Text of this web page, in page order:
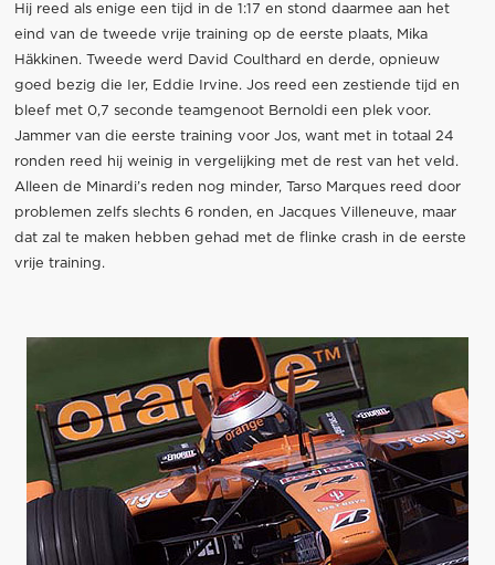
Hij reed als enige een tijd in de 1:17 en stond daarmee aan het
eind van de tweede vrije training op de eerste plaats, Mika
Häkkinen. Tweede werd David Coulthard en derde, opnieuw
goed bezig die Ier, Eddie Irvine. Jos reed een zestiende tijd en
bleef met 0,7 seconde teamgenoot Bernoldi een plek voor.
Jammer van die eerste training voor Jos, want met in totaal 24
ronden reed hij weinig in vergelijking met de rest van het veld.
Alleen de Minardi’s reden nog minder, Tarso Marques reed door
problemen zelfs slechts 6 ronden, en Jacques Villeneuve, maar
dat zal te maken hebben gehad met de flinke crash in de eerste
vrije training.